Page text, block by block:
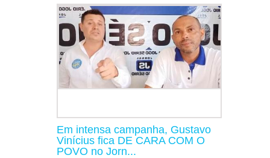
Em intensa campanha, Gustavo
Vinícius fica DE CARA COM O
POVO no Jorn...